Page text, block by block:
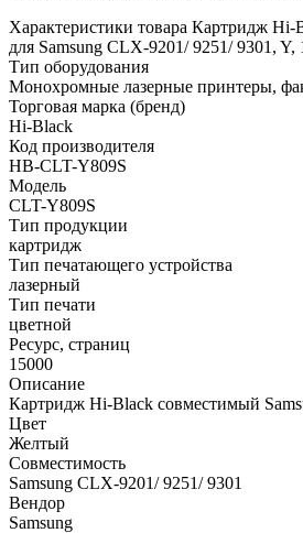
Характеристики товара Картридж
для Samsung CLX-9201/ 9251/ 9301, Y,
Тип оборудования
Монохромные лазерные принтеры,
Торговая марка (бренд)
Hi-Black
Код производителя
HB-CLT-Y809S
Модель
CLT-Y809S
Тип продукции
картридж
Тип печатающего устройства
лазерный
Тип печати
цветной
Ресурс, страниц
15000
Описание
Картридж Hi-Black совместимый
Цвет
Желтый
Совместимость
Samsung CLX-9201/ 9251/ 9301
Вендор
Samsung